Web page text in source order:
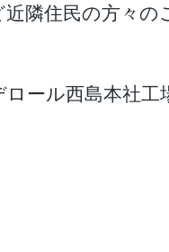
近隣住民の方々
ロール西島本社